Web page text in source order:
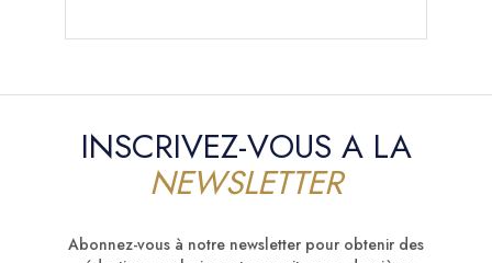
INSCRIVEZ-VOUS A LA
NEWSLETTER
Abonnez-vous à notre newsletter pour obtenir des